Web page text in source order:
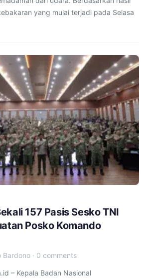
yang mulai terjadi pada Selasa
157 Pasis Sesko TNI
Posko Komando
Bardono · 0 comments
– Kepala Badan Nasional